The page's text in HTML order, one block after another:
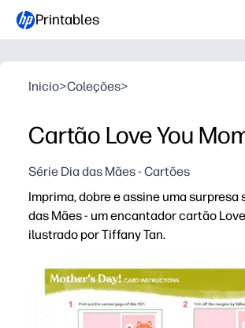
Printables
Inicio>Coleções>
Cartão Love You
Série Dia das Mães - Cartões
Imprima, dobre e assine uma surpresa
das Mães - um encantador cartão Love
ilustrado por Tiffany Tan.
Conveniência sem preparação -
Perfeito para famílias e salas de
Fácil de personalizar - adicione a